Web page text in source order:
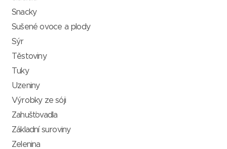
Snacky
Sušené ovoce a plody
Sýr
Těstoviny
Tuky
Uzeniny
Výrobky ze sóji
Zahušťovadla
Základní suroviny
Zelenina